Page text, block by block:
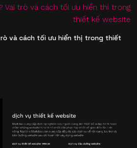
và cách tối ưu hiển thị trong thiết